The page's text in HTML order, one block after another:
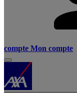
compte Mon compte